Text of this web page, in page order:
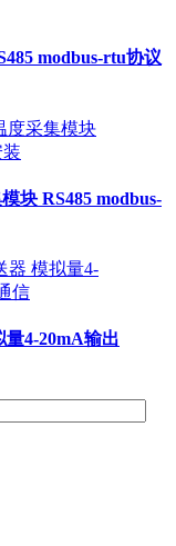
modbus-rtu协议
块 RS485 modbus-
4-20mA输出